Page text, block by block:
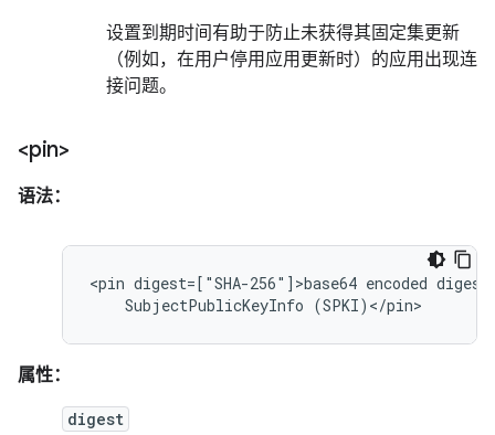
设置到期时间有助于防止未获得其固定集更新
（例如，在用户停用应用更新时）的应用出现连
接问题。
<pin>
语法：
<pin digest=["SHA-256"]>base64 encoded digest
SubjectPublicKeyInfo (SPKI)</pin>
属性：
digest